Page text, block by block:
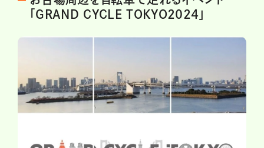
「GRAND CYCLE TOKYO2024」